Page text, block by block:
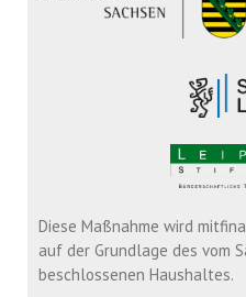
Diese Maßnahme wird
auf der Grundlage des vom
beschlossenen Haushaltes.